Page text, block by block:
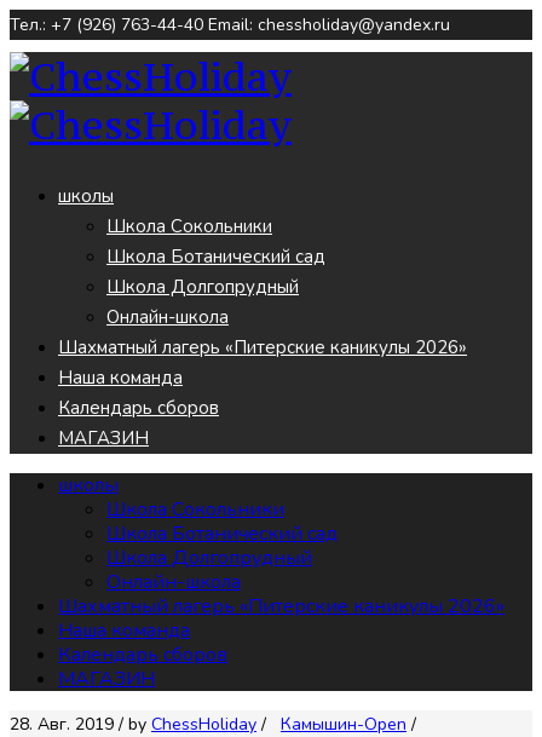
Тел.: +7 (926) 763-44-40 Email: chessholiday@yandex.ru
школы
Школа Сокольники
Школа Ботанический сад
Школа Долгопрудный
Онлайн-школа
Шахматный лагерь «Питерские каникулы 2026»
Наша команда
Календарь сборов
МАГАЗИН
школы
Школа Сокольники
Школа Ботанический сад
Школа Долгопрудный
Онлайн-школа
Шахматный лагерь «Питерские каникулы 2026»
Наша команда
Календарь сборов
МАГАЗИН
28. Авг. 2019 / by СhessHoliday / Камышин-Open /